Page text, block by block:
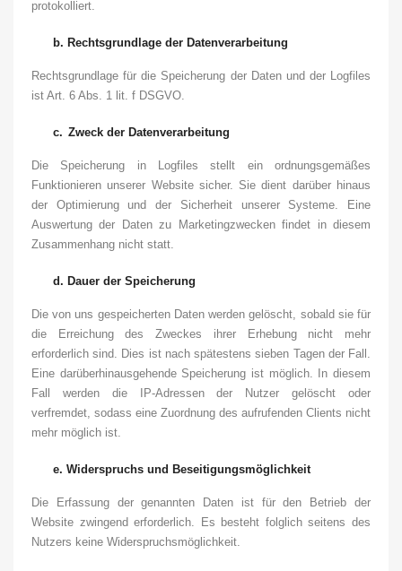
protokolliert.
b. Rechtsgrundlage der Datenverarbeitung
Rechtsgrundlage für die Speicherung der Daten und der Logfiles
ist Art. 6 Abs. 1 lit. f DSGVO.
c. Zweck der Datenverarbeitung
Die Speicherung in Logfiles stellt ein ordnungsgemäßes
Funktionieren unserer Website sicher. Sie dient darüber hinaus
der Optimierung und der Sicherheit unserer Systeme. Eine
Auswertung der Daten zu Marketingzwecken findet in diesem
Zusammenhang nicht statt.
d. Dauer der Speicherung
Die von uns gespeicherten Daten werden gelöscht, sobald sie für
die Erreichung des Zweckes ihrer Erhebung nicht mehr
erforderlich sind. Dies ist nach spätestens sieben Tagen der Fall.
Eine darüberhinausgehende Speicherung ist möglich. In diesem
Fall werden die IP-Adressen der Nutzer gelöscht oder
verfremdet, sodass eine Zuordnung des aufrufenden Clients nicht
mehr möglich ist.
e. Widerspruchs und Beseitigungsmöglichkeit
Die Erfassung der genannten Daten ist für den Betrieb der
Website zwingend erforderlich. Es besteht folglich seitens des
Nutzers keine Widerspruchsmöglichkeit.